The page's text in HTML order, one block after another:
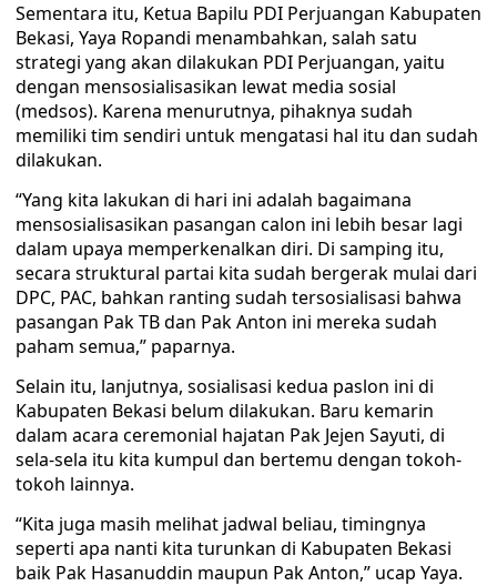
Sementara itu, Ketua Bapilu PDI Perjuangan Kabupaten
Bekasi, Yaya Ropandi menambahkan, salah satu
strategi yang akan dilakukan PDI Perjuangan, yaitu
dengan mensosialisasikan lewat media sosial
(medsos). Karena menurutnya, pihaknya sudah
memiliki tim sendiri untuk mengatasi hal itu dan sudah
dilakukan.
“Yang kita lakukan di hari ini adalah bagaimana
mensosialisasikan pasangan calon ini lebih besar lagi
dalam upaya memperkenalkan diri. Di samping itu,
secara struktural partai kita sudah bergerak mulai dari
DPC, PAC, bahkan ranting sudah tersosialisasi bahwa
pasangan Pak TB dan Pak Anton ini mereka sudah
paham semua,” paparnya.
Selain itu, lanjutnya, sosialisasi kedua paslon ini di
Kabupaten Bekasi belum dilakukan. Baru kemarin
dalam acara ceremonial hajatan Pak Jejen Sayuti, di
sela-sela itu kita kumpul dan bertemu dengan tokoh-
tokoh lainnya.
“Kita juga masih melihat jadwal beliau, timingnya
seperti apa nanti kita turunkan di Kabupaten Bekasi
baik Pak Hasanuddin maupun Pak Anton,” ucap Yaya.